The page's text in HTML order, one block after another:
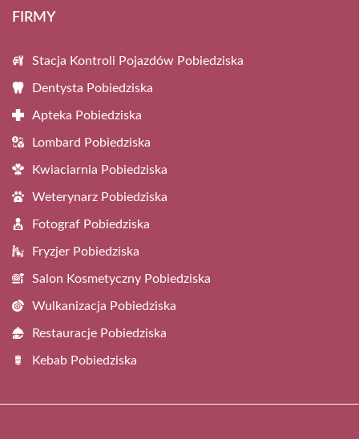
FIRMY
Stacja Kontroli Pojazdów Pobiedziska
Dentysta Pobiedziska
Apteka Pobiedziska
Lombard Pobiedziska
Kwiaciarnia Pobiedziska
Weterynarz Pobiedziska
Fotograf Pobiedziska
Fryzjer Pobiedziska
Salon Kosmetyczny Pobiedziska
Wulkanizacja Pobiedziska
Restauracje Pobiedziska
Kebab Pobiedziska